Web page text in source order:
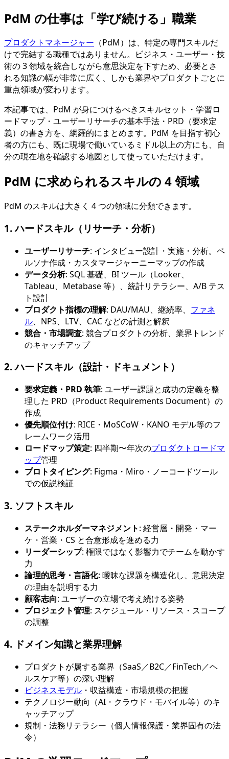
PdM の仕事は「学び続ける」職業
プロダクトマネージャー （PdM）は、特定の専門スキルだ
けで完結する職種ではありません。ビジネス・ユーザー・技
術の 3 領域を統合しながら意思決定を下すため、必要とさ
れる知識の幅が非常に広く、しかも業界やプロダクトごとに
重点領域が変わります。
本記事では、PdM が身につけるべきスキルセット・学習ロ
ードマップ・ユーザーリサーチの基本手法・PRD（要求定
義）の書き方を、網羅的にまとめます。PdM を目指す初心
者の方にも、既に現場で働いているミドル以上の方にも、自
分の現在地を確認する地図として使っていただけます。
PdM に求められるスキルの 4 領域
PdM のスキルは大きく 4 つの領域に分類できます。
1. ハードスキル（リサーチ・分析）
ユーザーリサーチ: インタビュー設計・実施・分析。ペ
ルソナ作成・カスタマージャーニーマップの作成
データ分析: SQL 基礎、BI ツール（Looker、
Tableau、Metabase 等）、統計リテラシー、A/B テス
ト設計
プロダクト指標の理解: DAU/MAU、継続率、 ファネ
ル、NPS、LTV、CAC などの計測と解釈
競合・市場調査: 競合プロダクトの分析、業界トレンド
のキャッチアップ
2. ハードスキル（設計・ドキュメント）
要求定義・PRD 執筆: ユーザー課題と成功の定義を整
理した PRD（Product Requirements Document）の
作成
優先順位付け: RICE・MoSCoW・KANO モデル等のフ
レームワーク活用
ロードマップ策定: 四半期〜年次のプロダクトロードマ
ップ管理
プロトタイピング: Figma・Miro・ノーコードツール
での仮説検証
3. ソフトスキル
ステークホルダーマネジメント: 経営層・開発・マー
ケ・営業・CS と合意形成を進める力
リーダーシップ: 権限ではなく影響力でチームを動かす
力
論理的思考・言語化: 曖昧な課題を構造化し、意思決定
の理由を説明する力
顧客志向: ユーザーの立場で考え続ける姿勢
プロジェクト管理: スケジュール・リソース・スコープ
の調整
4. ドメイン知識と業界理解
プロダクトが属する業界（SaaS／B2C／FinTech／ヘ
ルスケア等）の深い理解
ビジネスモデル ・収益構造・市場規模の把握
テクノロジー動向（AI・クラウド・モバイル等）のキ
ャッチアップ
規制・法務リテラシー（個人情報保護・業界固有の法
令）